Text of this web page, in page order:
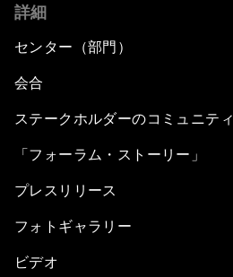
詳細
センター（部門）
会合
ステークホルダーのコミュニティ
「フォーラム・ストーリー」
プレスリリース
フォトギャラリー
ビデオ